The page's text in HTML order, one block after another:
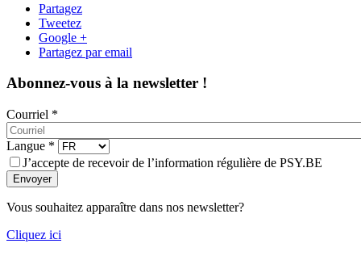
Partagez
Tweetez
Google +
Partagez par email
Abonnez-vous à la newsletter !
Courriel *
Langue *
J’accepte de recevoir de l’information régulière de PSY.BE
Envoyer
Vous souhaitez apparaître dans nos newsletter?
Cliquez ici